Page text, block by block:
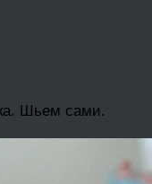
Шьем сами.